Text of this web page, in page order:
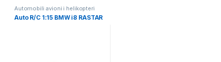
Automobili avioni i helikopteri
Auto R/C 1:15 BMW i8 RASTAR